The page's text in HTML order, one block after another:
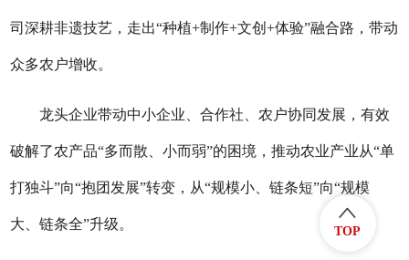
司深耕非遗技艺，走出“种植+制作+文创+体验”融合路，带动
众多农户增收。
龙头企业带动中小企业、合作社、农户协同发展，有效
破解了农产品“多而散、小而弱”的困境，推动农业产业从“单
打独斗”向“抱团发展”转变，从“规模小、链条短”向“规模
大、链条全”升级。 TOP